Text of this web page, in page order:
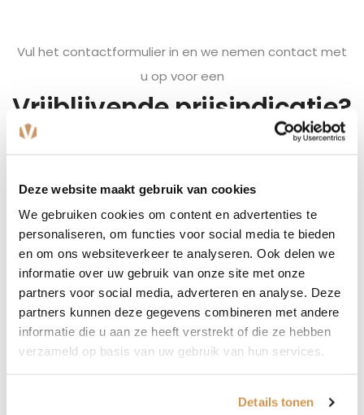
Deze website maakt gebruik van cookies
We gebruiken cookies om content en advertenties te
personaliseren, om functies voor social media te bieden
en om ons websiteverkeer te analyseren. Ook delen we
informatie over uw gebruik van onze site met onze
partners voor social media, adverteren en analyse. Deze
partners kunnen deze gegevens combineren met andere
informatie die u aan ze heeft verstrekt of die ze hebben
verzameld op basis van uw gebruik van hun services.
Details tonen
Vul het contactformulier in en we nemen contact met
u op voor een
Vrijblijvende prijsindicatie?
Plaats(Vereist)
E-
mailadres (Vereist)
Telefoonnummer